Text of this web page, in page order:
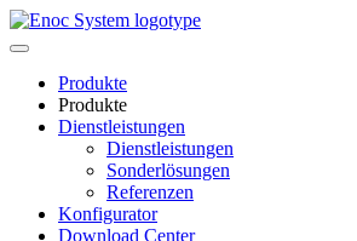
Skip
to
Produkte
Produkte
Dienstleistungen
Dienstleistungen
Sonderlösungen
Referenzen
Konfigurator
Download Center